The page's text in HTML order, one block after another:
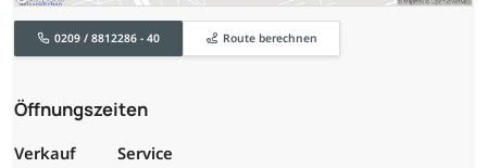
0209 / 8812286 - 40 Route berechnen
Öffnungszeiten
Verkauf Service